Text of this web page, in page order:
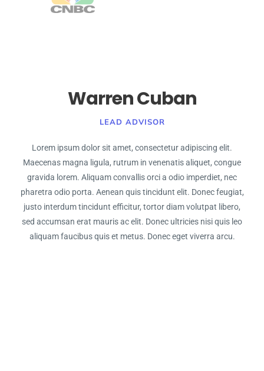
Warren Cuban
LEAD ADVISOR
Lorem ipsum dolor sit amet, consectetur adipiscing elit.
Maecenas magna ligula, rutrum in venenatis aliquet, congue
gravida lorem. Aliquam convallis orci a odio imperdiet, nec
pharetra odio porta. Aenean quis tincidunt elit. Donec feugiat,
justo interdum tincidunt efficitur, tortor diam volutpat libero,
sed accumsan erat mauris ac elit. Donec ultricies nisi quis leo
aliquam faucibus quis et metus. Donec eget viverra arcu.